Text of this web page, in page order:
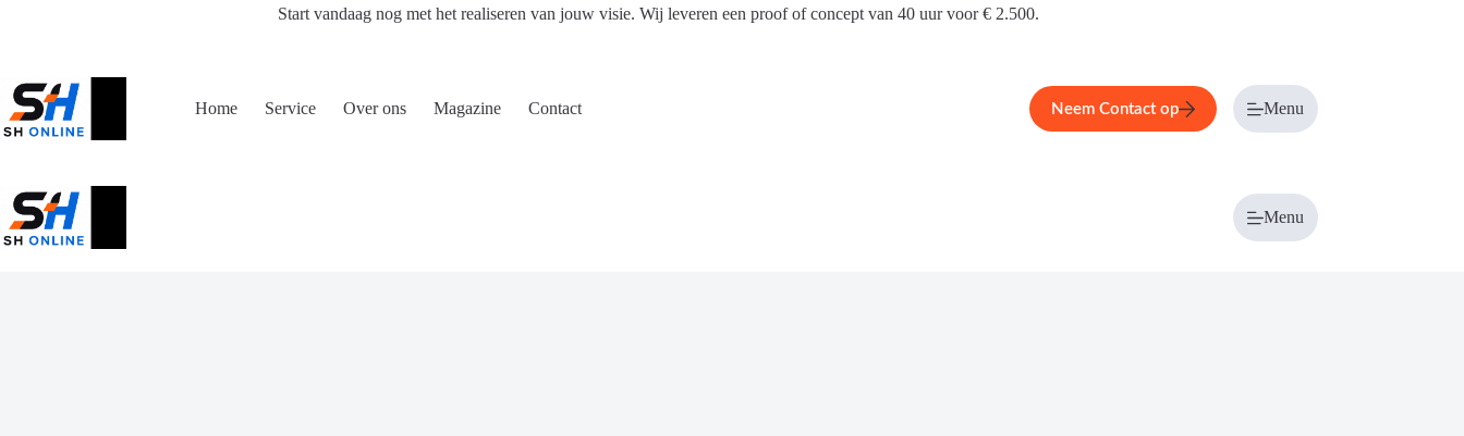
Start vandaag nog met het realiseren van jouw visie. Wij leveren een proof of concept van 40 uur voor € 2.500.
Home Service Over ons Magazine Contact Neem Contact op Menu
Menu